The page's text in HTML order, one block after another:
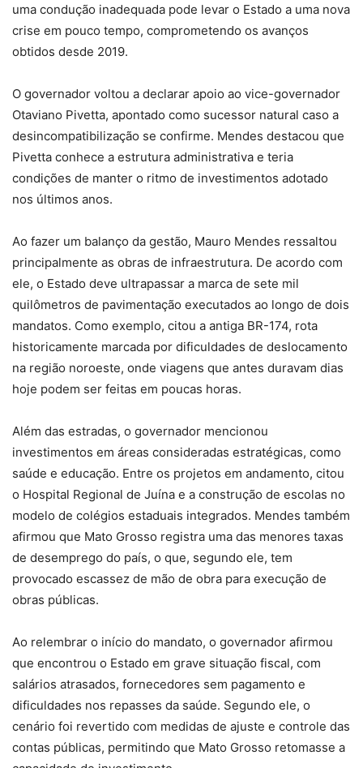
uma condução inadequada pode levar o Estado a uma nova
crise em pouco tempo, comprometendo os avanços
obtidos desde 2019.
O governador voltou a declarar apoio ao vice-governador
Otaviano Pivetta, apontado como sucessor natural caso a
desincompatibilização se confirme. Mendes destacou que
Pivetta conhece a estrutura administrativa e teria
condições de manter o ritmo de investimentos adotado
nos últimos anos.
Ao fazer um balanço da gestão, Mauro Mendes ressaltou
principalmente as obras de infraestrutura. De acordo com
ele, o Estado deve ultrapassar a marca de sete mil
quilômetros de pavimentação executados ao longo de dois
mandatos. Como exemplo, citou a antiga BR-174, rota
historicamente marcada por dificuldades de deslocamento
na região noroeste, onde viagens que antes duravam dias
hoje podem ser feitas em poucas horas.
Além das estradas, o governador mencionou
investimentos em áreas consideradas estratégicas, como
saúde e educação. Entre os projetos em andamento, citou
o Hospital Regional de Juína e a construção de escolas no
modelo de colégios estaduais integrados. Mendes também
afirmou que Mato Grosso registra uma das menores taxas
de desemprego do país, o que, segundo ele, tem
provocado escassez de mão de obra para execução de
obras públicas.
Ao relembrar o início do mandato, o governador afirmou
que encontrou o Estado em grave situação fiscal, com
salários atrasados, fornecedores sem pagamento e
dificuldades nos repasses da saúde. Segundo ele, o
cenário foi revertido com medidas de ajuste e controle das
contas públicas, permitindo que Mato Grosso retomasse a